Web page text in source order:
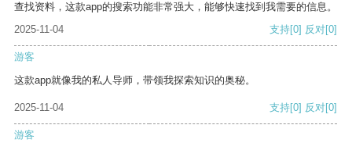
查找资料，这款app的搜索功能非常强大，能够快速找到我需要的信息。
2025-11-04
支持[0] 反对[0]
游客
这款app就像我的私人导师，带领我探索知识的奥秘。
2025-11-04 支持[0] 反对[0]
游客